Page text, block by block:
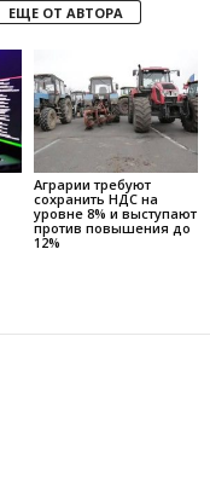
ЕЩЕ ОТ АВТОРА
Аграрии требуют
сохранить НДС на
уровне 8% и выступают
против повышения до
12%